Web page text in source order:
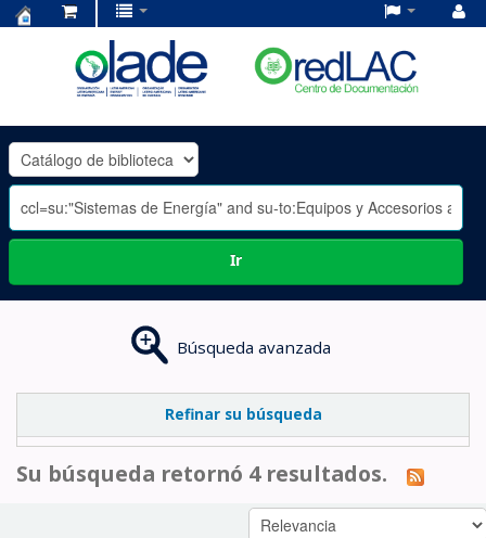
OLADE
-
Ir
Búsqueda avanzada
Refinar su búsqueda
Su búsqueda retornó 4 resultados.